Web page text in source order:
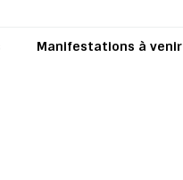
Manifestations à venir